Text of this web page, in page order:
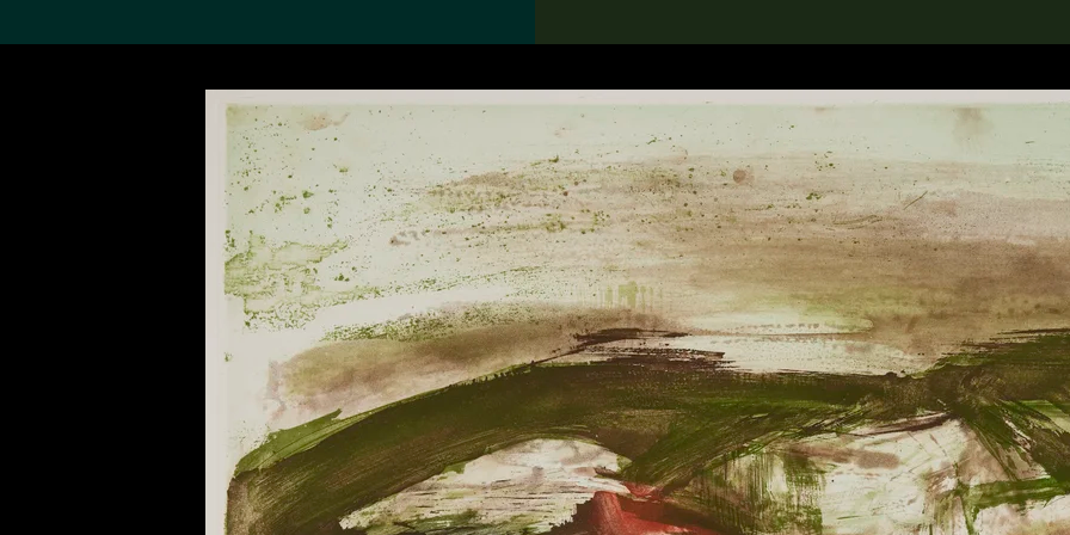
搜索M+藏品 Search the Collection
19,052項結果
關於M+藏品
探索世界頂級的二十及二十
一世紀視覺文化藏品。